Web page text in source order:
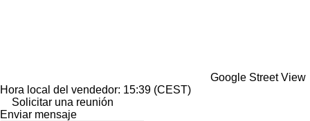
Google Street View
Hora local del vendedor: 15:39 (CEST)
Solicitar una reunión
Enviar mensaje